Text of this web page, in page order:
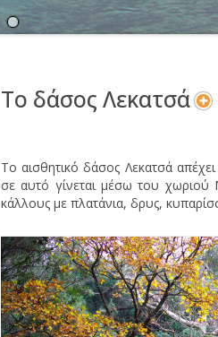
Το δάσος Λεκατσά
Το αισθητικό δάσος Λεκατσά
σε αυτό γίνεται μέσω του χωριού
κάλλους με πλατάνια, δρυς,